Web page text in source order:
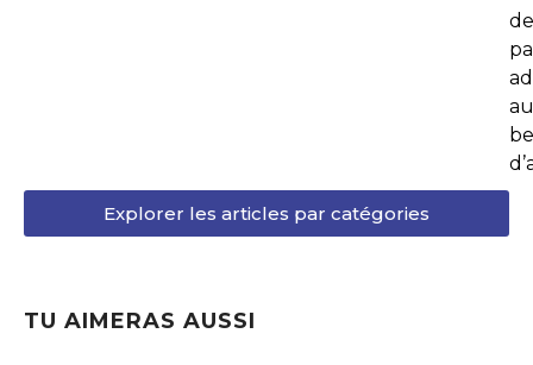
Explorer les articles par catégories
TU AIMERAS AUSSI